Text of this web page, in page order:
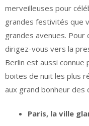
merveilleuses pour
grandes festivités que
grandes avenues.
dirigez-vous vers la
Berlin est aussi
boites de nuit les plus
aux grand bonheur des
Paris, la ville